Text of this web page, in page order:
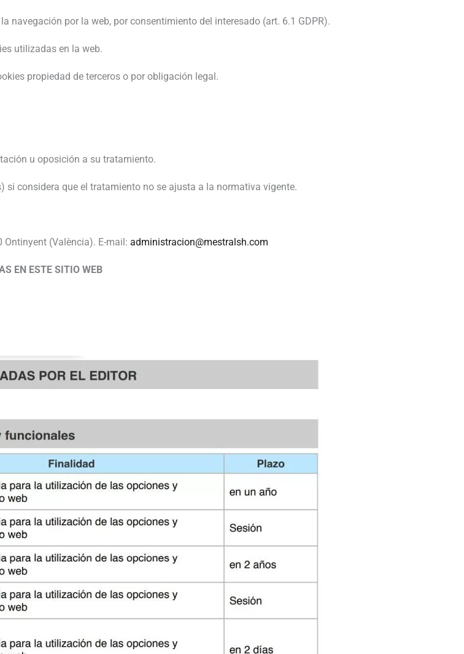
navegación por la web, por consentimiento del interesado (art. 6.1 GDPR).
utilizadas en la web.
propiedad de terceros o por obligación legal.
u oposición a su tratamiento.
considera que el tratamiento no se ajusta a la normativa vigente.
Ontinyent (València). E-mail: administracion@mestralsh.com
EN ESTE SITIO WEB